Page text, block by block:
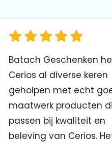
Batach Geschenken
Cerios al diverse keren
geholpen met echt
maatwerk producten
passen bij kwaliteit en
beleving van Cerios.